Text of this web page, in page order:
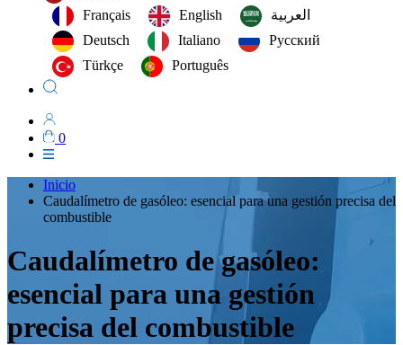
Français
English
العربية‏
Deutsch
Italiano
Русский
Türkçe
Português
0
Inicio
Caudalímetro de gasóleo: esencial para una gestión precisa del
combustible
Caudalímetro de gasóleo:
esencial para una gestión
precisa del combustible